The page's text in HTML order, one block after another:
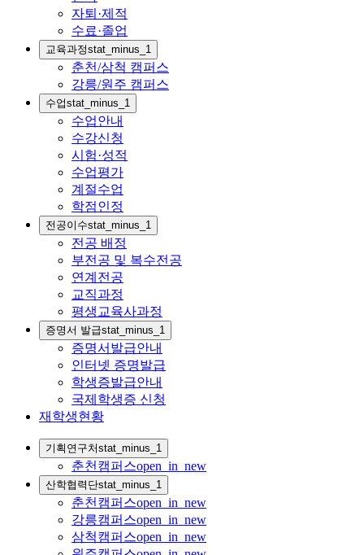
자퇴·제적
수료·졸업
교육과정stat_minus_1
춘천/삼척 캠퍼스
강릉/원주 캠퍼스
수업stat_minus_1
수업안내
수강신청
시험·성적
수업평가
계절수업
학점인정
전공이수stat_minus_1
전공 배정
부전공 및 복수전공
연계전공
교직과정
평생교육사과정
증명서 발급stat_minus_1
증명서발급안내
인터넷 증명발급
학생증발급안내
국제학생증 신청
재학생현황
기획연구처stat_minus_1
춘천캠퍼스open_in_new
산학협력단stat_minus_1
춘천캠퍼스open_in_new
강릉캠퍼스open_in_new
삼척캠퍼스open_in_new